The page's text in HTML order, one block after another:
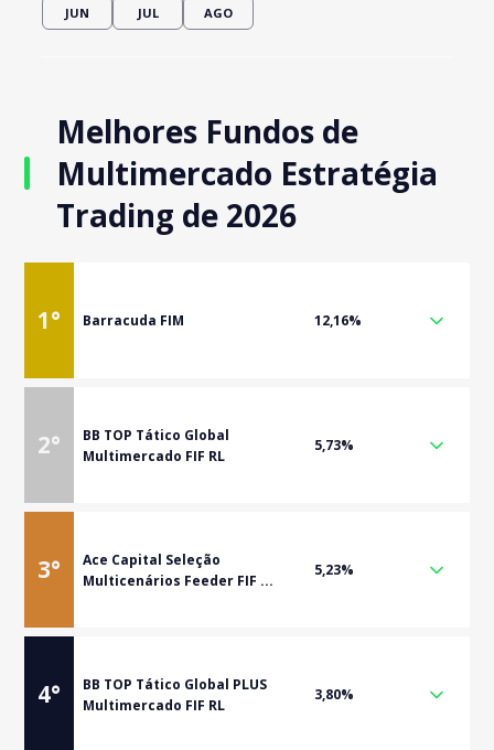
JUN JUL AGO
Melhores Fundos de
Multimercado Estratégia
Trading de 2026
1° Barracuda FIM 12,16%
2°
BB TOP Tático Global
Multimercado FIF RL
5,73%
3°
Ace Capital Seleção
Multicenários Feeder FIF ...
5,23%
4°
BB TOP Tático Global PLUS
Multimercado FIF RL
3,80%